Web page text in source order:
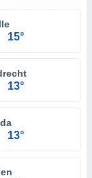
15°
13°
13°